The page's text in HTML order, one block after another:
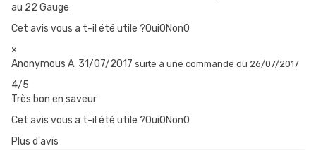
au 22 Gauge
Cet avis vous a t-il été utile ?Oui0Non0
×
Anonymous A. 31/07/2017 suite à une commande du 26/07/2017
4/5
Très bon en saveur
Cet avis vous a t-il été utile ?Oui0Non0
Plus d'avis